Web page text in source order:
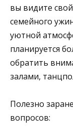
вы видите свой
семейного
уютной
планируется
обратить
залами,
Полезно
вопросов: